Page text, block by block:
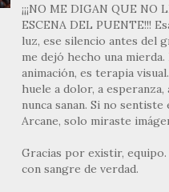
¡¡¡NO ME DIGAN QUE NO
ESCENA DEL PUENTE!!!
luz, ese silencio antes del
me dejó hecho una
animación, es terapia
huele a dolor, a esperanza,
nunca sanan. Si no sentiste
Arcane, solo miraste
Gracias por existir,
con sangre de verdad.